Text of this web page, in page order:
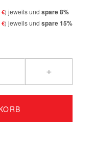
€ jeweils und spare8%
€ jeweils und spare15%
+